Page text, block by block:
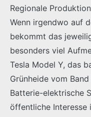
Regionale
Wenn irgendwo auf
bekommt das
besonders viel
Tesla Model Y, das
Grünheide vom
Batterie-elektrische
öffentliche